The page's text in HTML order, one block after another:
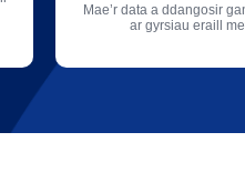
Mae’r data a ddangosir
ar gyrsiau eraill